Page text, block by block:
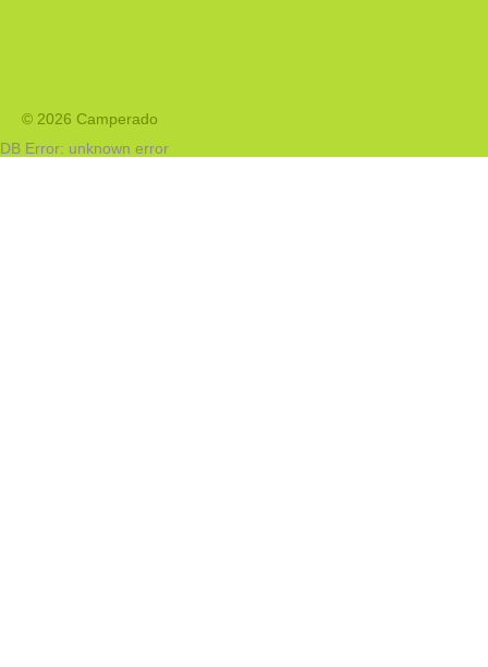
© 2026 Camperado
DB Error: unknown error